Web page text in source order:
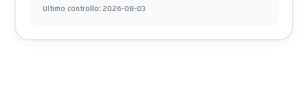
Ultimo controllo:2026-08-03